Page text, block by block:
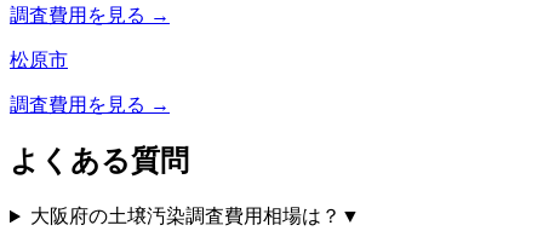
調査費用を見る →
松原市
調査費用を見る →
よくある質問
大阪府の土壌汚染調査費用相場は？ ▼